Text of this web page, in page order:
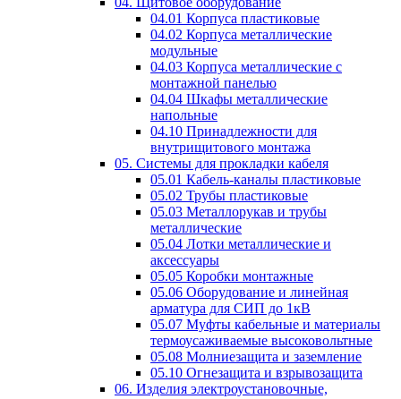
04.01 Корпуса пластиковые
04.02 Корпуса металлические
модульные
04.03 Корпуса металлические с
монтажной панелью
04.04 Шкафы металлические
напольные
04.10 Принадлежности для
внутрищитового монтажа
05. Системы для прокладки кабеля
05.01 Кабель-каналы пластиковые
05.02 Трубы пластиковые
05.03 Металлорукав и трубы
металлические
05.04 Лотки металлические и
аксессуары
05.05 Коробки монтажные
05.06 Оборудование и линейная
арматура для СИП до 1кВ
05.07 Муфты кабельные и материалы
термоусаживаемые высоковольтные
05.08 Молниезащита и заземление
05.10 Огнезащита и взрывозащита
06. Изделия электроустановочные,